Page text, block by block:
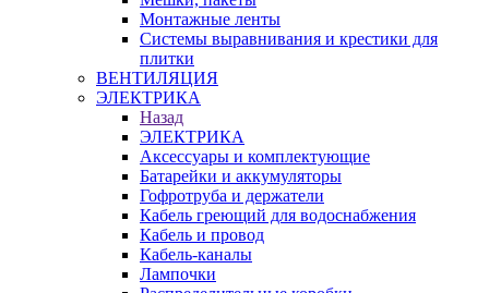
Монтажные ленты
Системы выравнивания и крестики для
плитки
ВЕНТИЛЯЦИЯ
ЭЛЕКТРИКА
Назад
ЭЛЕКТРИКА
Аксессуары и комплектующие
Батарейки и аккумуляторы
Гофротруба и держатели
Кабель греющий для водоснабжения
Кабель и провод
Кабель-каналы
Лампочки